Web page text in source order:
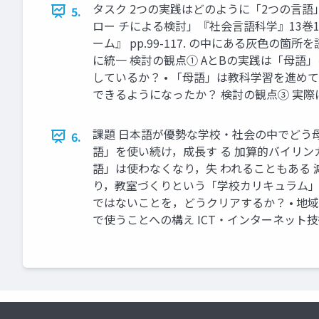
5.
タスク 2つの実践はどのように「2つの言
ロー チによる検討」『社会言語科学』13
ーム』 pp.99-117. の中にある灰色の箇所
に統一 検討の観点① AとBの実践は「母語
しているか？ • 「母語」は教科学習を進
できるようになったか？ 検討の観点③ 実
6.
課題 日本語が優勢な学校・社会の中でど
語」を使い続け，成長す る 加算的バイリ
語」は使わなくなり，失 われることもあ
り，教室づくりという「学校カリキュラム
ではないことを，どうクリアするか？ • 地
で使うことへの構え ICT・インターネット